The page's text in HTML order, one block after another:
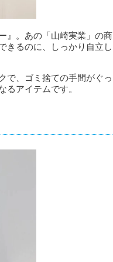
』。あの「山崎実業」の商
きるのに、しっかり自立し
で、ゴミ捨ての手間がぐっ
るアイテムです。